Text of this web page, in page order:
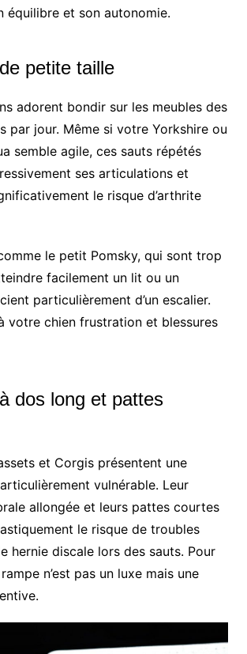
équilibre et son autonomie.
petite taille
adorent bondir sur les meubles des
par jour. Même si votre Yorkshire ou
semble agile, ces sauts répétés
ses articulations et
le risque d’arthrite
le petit Pomsky, qui sont trop
facilement un lit ou un
particulièrement d’un escalier.
votre chien frustration et blessures
dos long et pattes
et Corgis présentent une
vulnérable. Leur
allongée et leurs pattes courtes
le risque de troubles
hernie discale lors des sauts. Pour
n’est pas un luxe mais une